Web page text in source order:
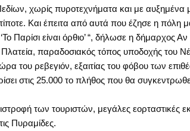
χωρίς πυροτεχνήματα και με αυξημένα
Και έπειτα από αυτά που έζησε η πόλη
Παρίσι είναι όρθιο’ “, δήλωσε η δήμαρχος Αν
παραδοσιακός τόπος υποδοχής του
του ρεβεγιόν, εξαιτίας του φόβου των
στις 25.000 το πλήθος που θα
των τουριστών, μεγάλες εορταστικές
Πυραμίδες.